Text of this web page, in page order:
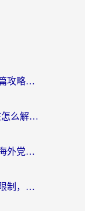
在国外不能访问国内的网站？这篇攻略帮你无缝连接家乡资源
芒果TV不支持本国家地区播放该怎么解决？海外党追剧看片的终极指南
网易云开通黑胶在国外能听吗？海外党亲测有效的回国听音乐方案
国外如何听喜马拉雅？别让地域限制，断了你的中文声音陪伴